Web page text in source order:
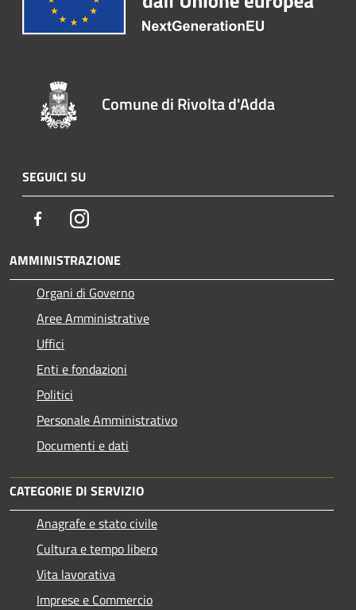
Comune di Rivolta d'Adda
SEGUICI SU
FacebookInstagram
AMMINISTRAZIONE
Organi di Governo
Aree Amministrative
Uffici
Enti e fondazioni
Politici
Personale Amministrativo
Documenti e dati
CATEGORIE DI SERVIZIO
Anagrafe e stato civile
Cultura e tempo libero
Vita lavorativa
Imprese e Commercio